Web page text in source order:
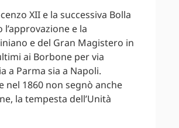
XII e la successiva Bolla
e la
e del Gran Magistero in
ai Borbone per via
a Parma sia a Napoli.
nel 1860 non segnò anche
la tempesta dell’Unità